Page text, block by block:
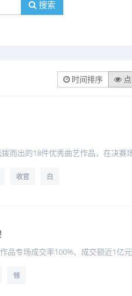
搜索
时间排序
而出的18件优秀曲艺作品，在决赛
收官 白
品专场成交率100%、成交额近1亿
领